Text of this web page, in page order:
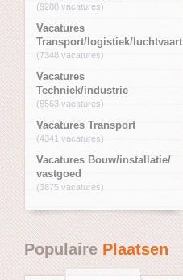
(9288 vacatures)
Vacatures
Transport/logistiek/luchtvaart
(7348 vacatures)
Vacatures
Techniek/industrie
(6563 vacatures)
Vacatures Transport
(4341 vacatures)
Vacatures Bouw/installatie/
vastgoed
(3875 vacatures)
PopulairePlaatsen